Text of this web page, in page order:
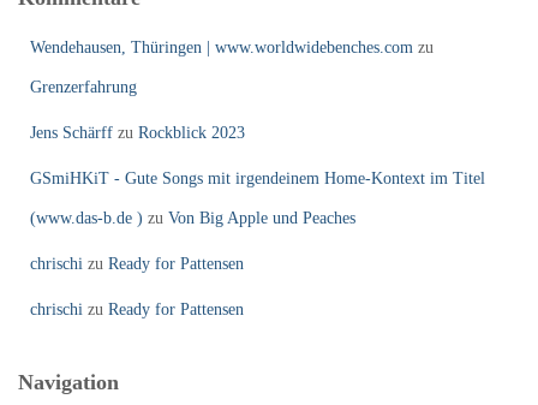
Wendehausen, Thüringen | www.worldwidebenches.com zu
Grenzerfahrung
Jens Schärff zu Rockblick 2023
GSmiHKiT - Gute Songs mit irgendeinem Home-Kontext im Titel
(www.das-b.de ) zu Von Big Apple und Peaches
chrischi zu Ready for Pattensen
chrischi zu Ready for Pattensen
Navigation